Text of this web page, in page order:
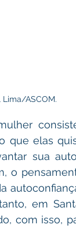
Lima/ASCOM.
que elas
sua
o
em
com isso,